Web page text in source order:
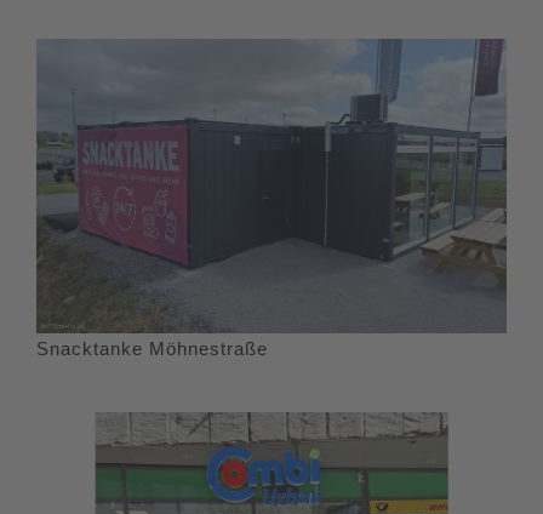
Snacktanke Möhnestraße